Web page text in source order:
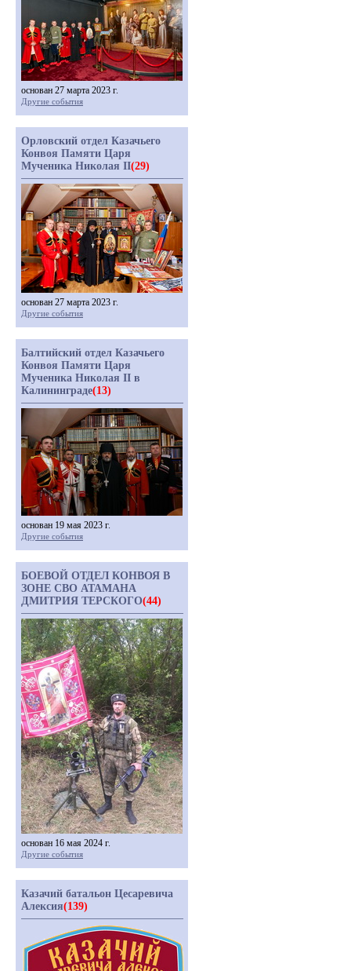
основан 27 марта 2023 г.
Другие события
Орловский отдел Казачьего
Конвоя Памяти Царя
Мученика Николая II(29)
основан 27 марта 2023 г.
Другие события
Балтийский отдел Казачьего
Конвоя Памяти Царя
Мученика Николая II в
Калининграде(13)
основан 19 мая 2023 г.
Другие события
БОЕВОЙ ОТДЕЛ КОНВОЯ В
ЗОНЕ СВО АТАМАНА
ДМИТРИЯ ТЕРСКОГО(44)
основан 16 мая 2024 г.
Другие события
Казачий батальон Цесаревича
Алексия(139)